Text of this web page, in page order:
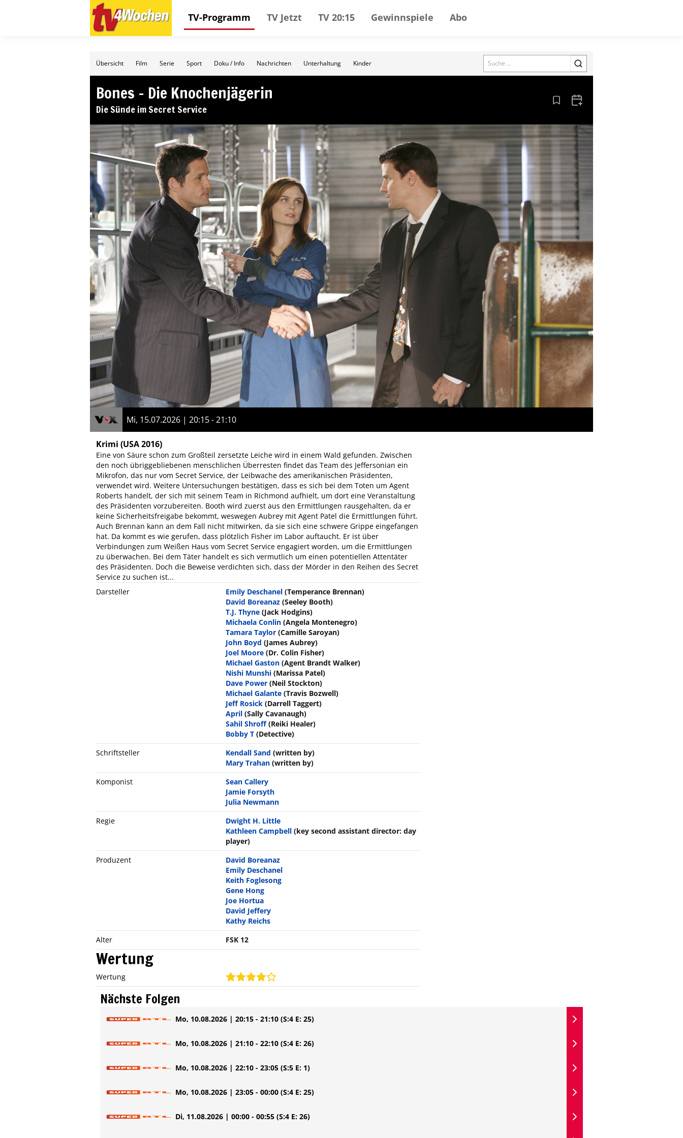
TV-Programm TV Jetzt TV 20:15 Gewinnspiele Abo
Übersicht Film Serie Sport Doku / Info Nachrichten Unterhaltung Kinder Search
Bones – Die Knochenjägerin
Die Sünde im Secret Service Aus den Lesezeichen entfernen
Zum Kalender hinzufügen
Mi, 15.07.2026 | 20:15 - 21:10
Krimi (USA 2016)
Eine von Säure schon zum Großteil zersetzte Leiche wird in einem Wald gefunden. Zwischen
den noch übriggebliebenen menschlichen Überresten findet das Team des Jeffersonian ein
Mikrofon, das nur vom Secret Service, der Leibwache des amerikanischen Präsidenten,
verwendet wird. Weitere Untersuchungen bestätigen, dass es sich bei dem Toten um Agent
Roberts handelt, der sich mit seinem Team in Richmond aufhielt, um dort eine Veranstaltung
des Präsidenten vorzubereiten. Booth wird zuerst aus den Ermittlungen rausgehalten, da er
keine Sicherheitsfreigabe bekommt, weswegen Aubrey mit Agent Patel die Ermittlungen führt.
Auch Brennan kann an dem Fall nicht mitwirken, da sie sich eine schwere Grippe eingefangen
hat. Da kommt es wie gerufen, dass plötzlich Fisher im Labor auftaucht. Er ist über
Verbindungen zum Weißen Haus vom Secret Service engagiert worden, um die Ermittlungen
zu überwachen. Bei dem Täter handelt es sich vermutlich um einen potentiellen Attentäter
des Präsidenten. Doch die Beweise verdichten sich, dass der Mörder in den Reihen des Secret
Service zu suchen ist...
Darsteller
Emily Deschanel (Temperance Brennan)
David Boreanaz (Seeley Booth)
T.J. Thyne (Jack Hodgins)
Michaela Conlin (Angela Montenegro)
Tamara Taylor (Camille Saroyan)
John Boyd (James Aubrey)
Joel Moore (Dr. Colin Fisher)
Michael Gaston (Agent Brandt Walker)
Nishi Munshi (Marissa Patel)
Dave Power (Neil Stockton)
Michael Galante (Travis Bozwell)
Jeff Rosick (Darrell Taggert)
April (Sally Cavanaugh)
Sahil Shroff (Reiki Healer)
Bobby T (Detective)
Schriftsteller
Kendall Sand (written by)
Mary Trahan (written by)
Komponist
Sean Callery
Jamie Forsyth
Julia Newmann
Regie
Dwight H. Little
Kathleen Campbell (key second assistant director: day
player)
Produzent
David Boreanaz
Emily Deschanel
Keith Foglesong
Gene Hong
Joe Hortua
David Jeffery
Kathy Reichs
Alter
FSK 12
Wertung
Wertung
Nächste Folgen
Mo, 10.08.2026 | 20:15 - 21:10 (S:4 E: 25)
Mo, 10.08.2026 | 21:10 - 22:10 (S:4 E: 26)
Mo, 10.08.2026 | 22:10 - 23:05 (S:5 E: 1)
Mo, 10.08.2026 | 23:05 - 00:00 (S:4 E: 25)
Di, 11.08.2026 | 00:00 - 00:55 (S:4 E: 26)